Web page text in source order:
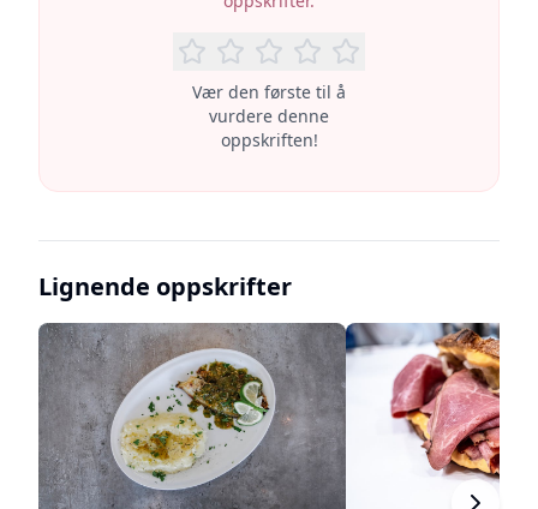
Vær den første til å
vurdere denne
oppskriften!
Lignende oppskrifter